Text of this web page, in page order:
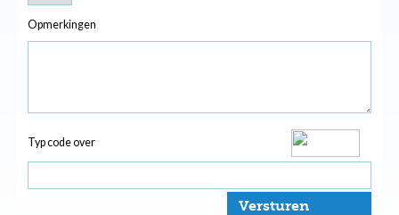
Opmerkingen
Typ code over
Versturen